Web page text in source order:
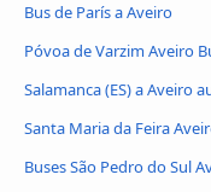
Bus de París a Aveiro
Póvoa de Varzim Aveiro
Salamanca (ES) a Aveiro
Santa Maria da Feira
Buses São Pedro do Sul